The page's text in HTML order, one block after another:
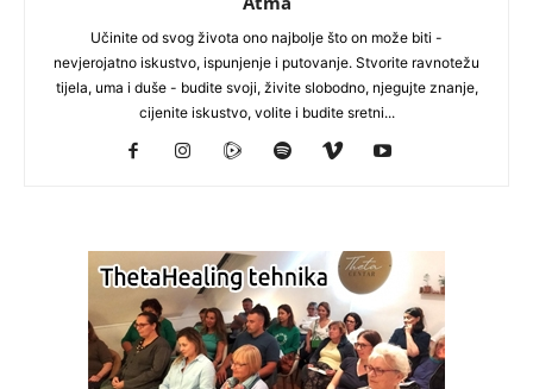
Učinite od svog života ono najbolje što on može biti -
nevjerojatno iskustvo, ispunjenje i putovanje. Stvorite ravnotežu
tijela, uma i duše - budite svoji, živite slobodno, njegujte znanje,
cijenite iskustvo, volite i budite sretni...